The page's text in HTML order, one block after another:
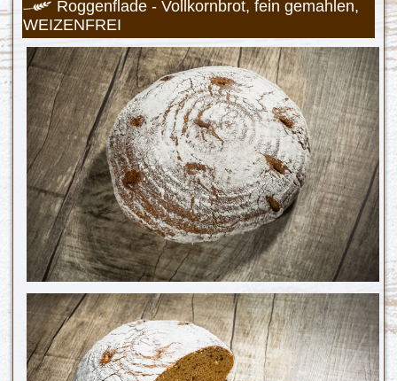
Roggenflade - Vollkornbrot, fein gemahlen,
WEIZENFREI